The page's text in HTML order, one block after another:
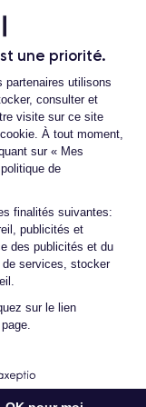
une priorité.
partenaires utilisons
consulter et
visite sur ce site
À tout moment,
sur « Mes
de
finalités suivantes:
publicités et
des publicités et du
de services, stocker
sur le lien
une résolution
de 1 300 nits et
à 120 Hz, offrant
pour les vidéos
principal de
qualité.
de
d’un état comme
de mon achat et